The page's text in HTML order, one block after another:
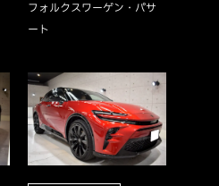
フォルクスワーゲン・パサ
ート